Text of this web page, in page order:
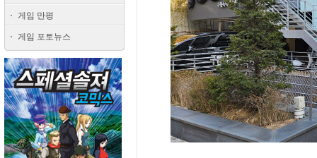
게임 만평
게임 포토뉴스